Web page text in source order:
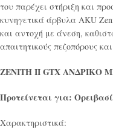
του παρέχει στήριξη και
κυνηγετικά άρβυλα AKU
και αντοχή με άνεση,
απαιτητικούς πεζοπόρους
ZENITH II GTX ΑΝΔΡΙΚΟ
Προτείνεται για:
Χαρακτηριστικά: